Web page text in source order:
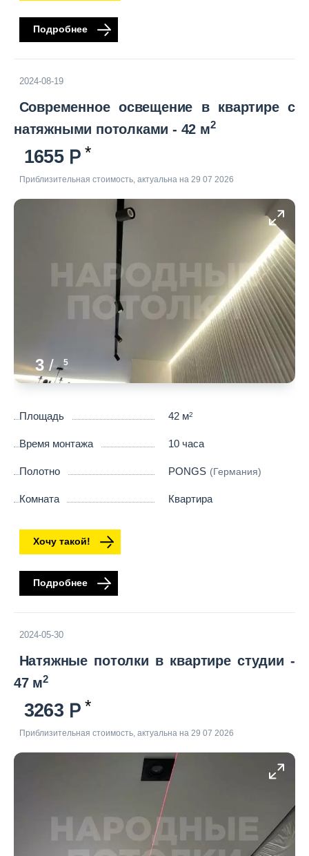
Подробнее
2024-08-19
Современное освещение в квартире с
натяжными потолками - 42 м2
1655
Приблизительная стоимость, актуальна на 29 07 2026
3 / 5
Площадь 42 м2
Время монтажа 10 часа
Полотно PONGS (Германия)
Комната Квартира
Хочу такой!
Подробнее
2024-05-30
Натяжные потолки в квартире студии -
47 м2
3263
Приблизительная стоимость, актуальна на 29 07 2026